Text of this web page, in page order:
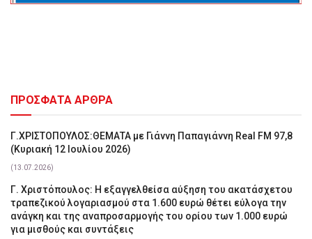
ΠΡΟΣΦΑΤΑ ΑΡΘΡΑ
Γ.ΧΡΙΣΤΟΠΟΥΛΟΣ:ΘΕΜΑΤΑ με Γιάννη Παπαγιάννη Real FM 97,8
(Κυριακή 12 Ιουλίου 2026)
(13.07.2026)
Γ. Χριστόπουλος: Η εξαγγελθείσα αύξηση του ακατάσχετου
τραπεζικού λογαριασμού στα 1.600 ευρώ θέτει εύλογα την
ανάγκη και της αναπροσαρμογής του ορίου των 1.000 ευρώ
για μισθούς και συντάξεις